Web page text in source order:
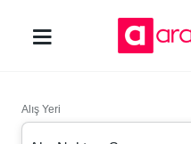
Alış Yeri